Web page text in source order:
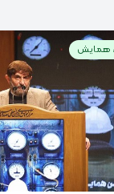
همایش